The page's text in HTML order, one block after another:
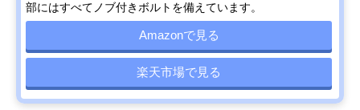
部にはすべてノブ付きボルトを備えています。
Amazonで見る
楽天市場で見る